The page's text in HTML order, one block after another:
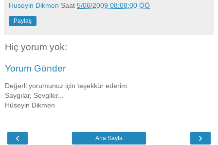
Huseyin Dikmen Saat 5/06/2009 08:08:00 ÖÖ
Paylaş
Hiç yorum yok:
Yorum Gönder
Değerli yorumunuz için teşekkür ederim.
Saygılar, Sevgiler...
Hüseyin Dikmen
‹ ›
Ana Sayfa